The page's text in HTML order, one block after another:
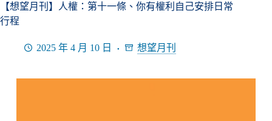
【想望月刊】人權：第十一條、你有權利自己安排日常
行程
2025 年 4 月 10 日 想望月刊